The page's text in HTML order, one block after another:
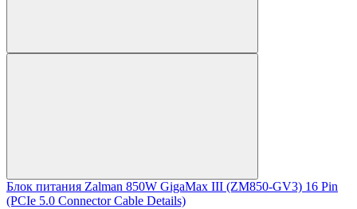
Блок питания Zalman 850W GigaMax III (ZM850-GV3) 16 Pin
(PCIe 5.0 Connector Cable Details)